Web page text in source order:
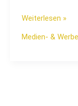
Weiterlesen »
Medien- &